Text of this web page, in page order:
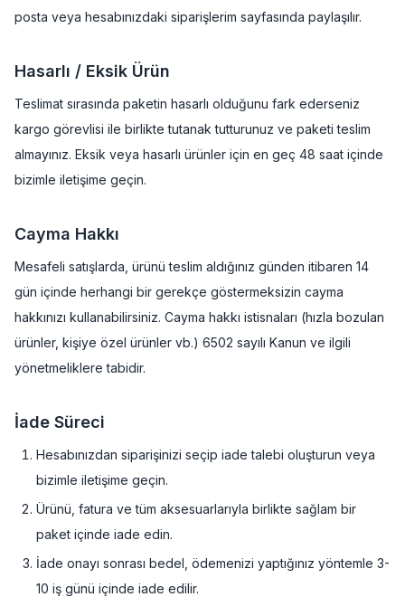
posta veya hesabınızdaki siparişlerim sayfasında paylaşılır.
Hasarlı / Eksik Ürün
Teslimat sırasında paketin hasarlı olduğunu fark ederseniz
kargo görevlisi ile birlikte tutanak tutturunuz ve paketi teslim
almayınız. Eksik veya hasarlı ürünler için en geç 48 saat içinde
bizimle iletişime geçin.
Cayma Hakkı
Mesafeli satışlarda, ürünü teslim aldığınız günden itibaren 14
gün içinde herhangi bir gerekçe göstermeksizin cayma
hakkınızı kullanabilirsiniz. Cayma hakkı istisnaları (hızla bozulan
ürünler, kişiye özel ürünler vb.) 6502 sayılı Kanun ve ilgili
yönetmeliklere tabidir.
İade Süreci
Hesabınızdan siparişinizi seçip iade talebi oluşturun veya
bizimle iletişime geçin.
Ürünü, fatura ve tüm aksesuarlarıyla birlikte sağlam bir
paket içinde iade edin.
İade onayı sonrası bedel, ödemenizi yaptığınız yöntemle 3-
10 iş günü içinde iade edilir.